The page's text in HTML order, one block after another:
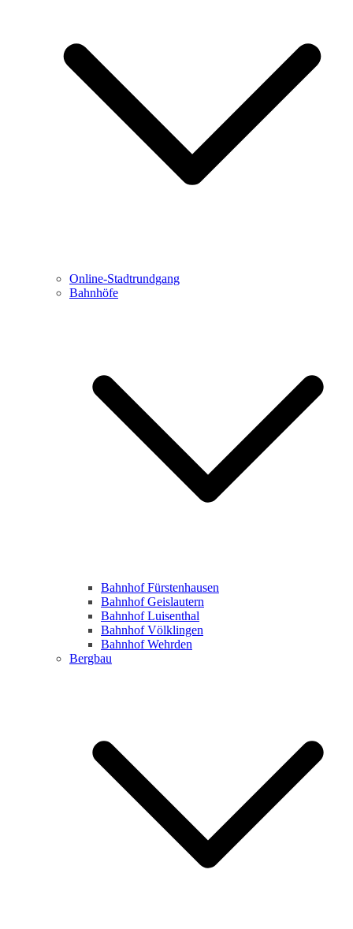
Online-Stadtrundgang
Bahnhöfe
Bahnhof Fürstenhausen
Bahnhof Geislautern
Bahnhof Luisenthal
Bahnhof Völklingen
Bahnhof Wehrden
Bergbau